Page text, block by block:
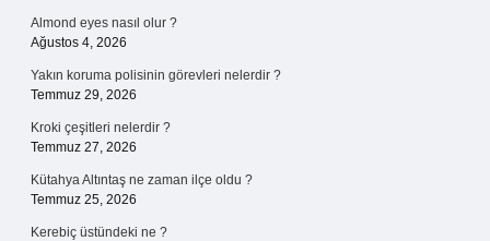
Almond eyes nasıl olur ?
Ağustos 4, 2026
Yakın koruma polisinin görevleri nelerdir ?
Temmuz 29, 2026
Kroki çeşitleri nelerdir ?
Temmuz 27, 2026
Kütahya Altıntaş ne zaman ilçe oldu ?
Temmuz 25, 2026
Kerebiç üstündeki ne ?